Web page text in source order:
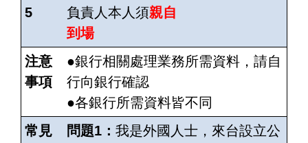
5
負責人本人須親自
到場
注意
事項
●銀行相關處理業務所需資料，請自
行向銀行確認
●各銀行所需資料皆不同
常見
問題1： 我是外國人士，來台設立公